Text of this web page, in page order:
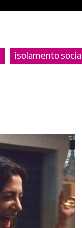
isolamento